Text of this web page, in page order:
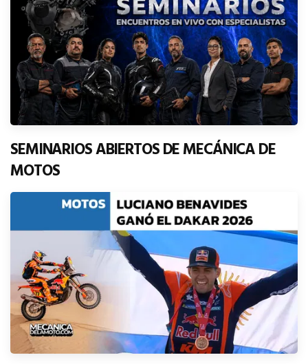
SEMINARIOS ABIERTOS DE MECÁNICA DE
MOTOS